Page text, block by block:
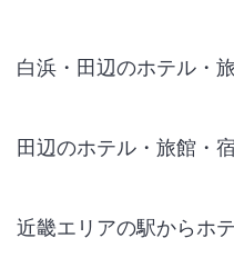
白浜・田辺のホテル・
田辺のホテル・旅館・
近畿エリアの駅からホ